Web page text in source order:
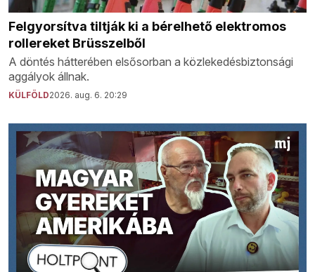
Felgyorsítva tiltják ki a bérelhető elektromos
rollereket Brüsszelből
A döntés hátterében elsősorban a közlekedésbiztonsági
aggályok állnak.
KÜLFÖLD2026. aug. 6. 20:29